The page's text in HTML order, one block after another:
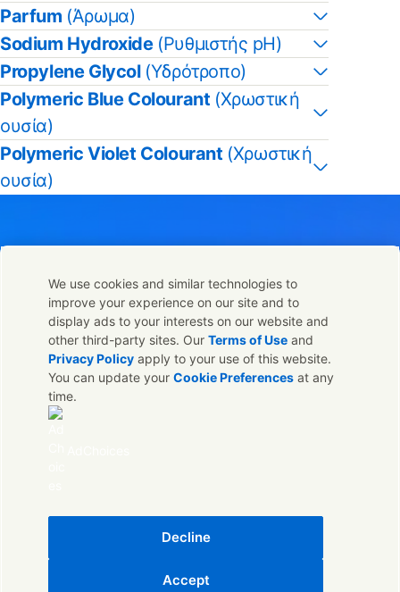
Parfum (Άρωμα)
Sodium Hydroxide (Ρυθμιστής pH)
Propylene Glycol (Υδρότροπο)
Polymeric Blue Colourant (Χρωστική
ουσία)
Polymeric Violet Colourant (Χρωστική
ουσία)
Μοιραστείτε αυτή τη σελίδα
Share this page on Facebook
Share this page on X
Share this page on
Share this
Επικοινωνήστε μαζί μας
Επικοινωνήστε με την Unilever και τους ειδικούς μας ή
βρείτε τους κατάλληλους ανθρώπους σε όλο τον κοσμο.
Επικοινωνήστε μαζί μας
Cosmetic ingredient database - European Commission
We use cookies and similar technologies to
improve your experience on our site and to
display ads to your interests on our website and
other third-party sites. OurTerms of Use and
Privacy Policy apply to your use of this website.
You can update yourCookie Preferences at any
time.
Decline
Accept